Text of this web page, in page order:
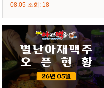
08.05 조회: 18